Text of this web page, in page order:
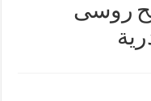
قمح روسى